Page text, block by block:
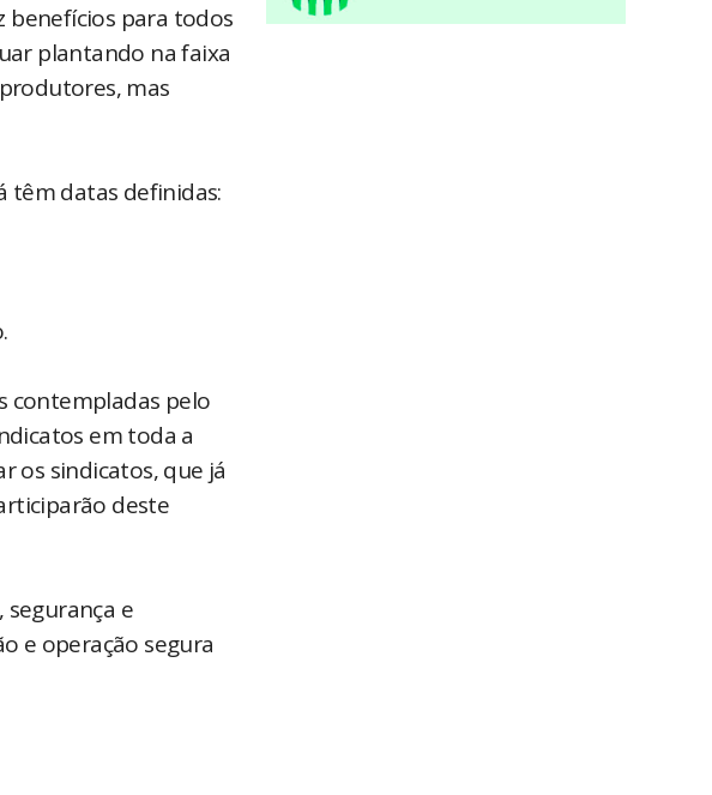
benefícios para todos
plantando na faixa
mas
têm datas definidas:
contempladas pelo
em toda a
os sindicatos, que já
deste
e
e operação segura